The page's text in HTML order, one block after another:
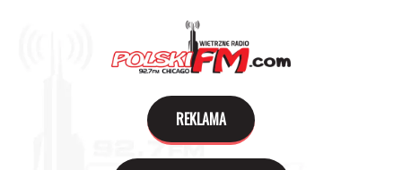
REKLAMA